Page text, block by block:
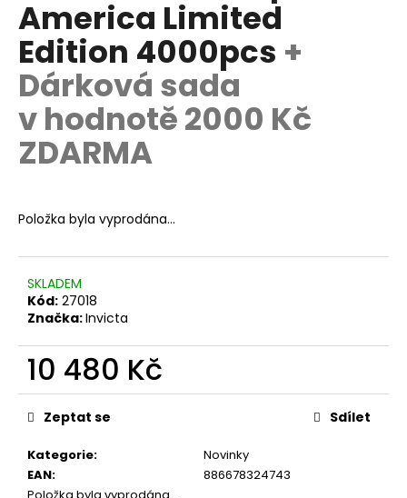
America Limited
Edition 4000pcs +
Dárková sada
v hodnotě 2000 Kč
ZDARMA
Položka byla vyprodána…
SKLADEM
Kód: 27018
Značka:Invicta
10 480 Kč
Měrná
cena:
Kategorie:
Novinky
EAN:
886678324743
Položka byla vyprodána…
Zeptat se Sdílet
u
j
e
m
e